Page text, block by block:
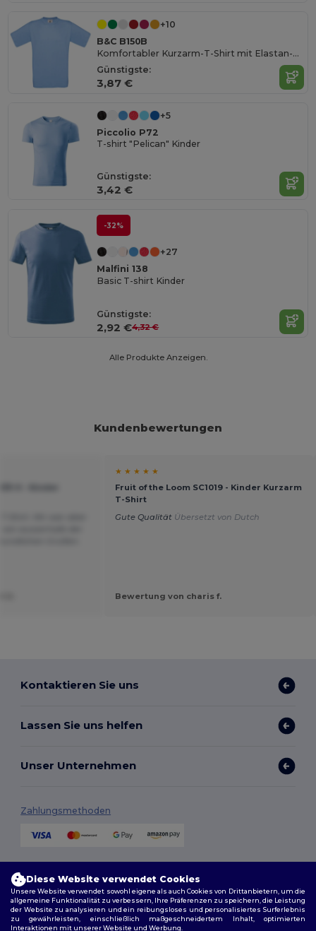
+10
B&C B150B
Komfortabler Kurzarm-T-Shirt mit Elastan-Kragen
Günstigste:
3,87 €
+5
Piccolio P72
T-shirt "Pelican" Kinder
Günstigste:
3,42 €
-32%
+27
Malfini 138
Basic T-shirt Kinder
Günstigste:
2,92 €4,32 €
Alle Produkte Anzeigen.
Kundenbewertungen
★ ★ ★ ★ ★
Fruit of the Loom SC1019 - Kinder Kurzarm
T-Shirt
Gute Qualität Übersetzt von Dutch
Bewertung von charis f.
Kontaktieren Sie uns
Lassen Sie uns helfen
Unser Unternehmen
Zahlungsmethoden
Diese Website verwendet Cookies
Unsere Website verwendet sowohl eigene als auch Cookies von Drittanbietern, um die
allgemeine Funktionalität zu verbessern, Ihre Präferenzen zu speichern, die Leistung
der Website zu analysieren und ein reibungsloses und personalisiertes Surferlebnis
zu gewährleisten, einschließlich maßgeschneidertem Inhalt, optimierten
Interaktionen mit unserer Website und Werbung.